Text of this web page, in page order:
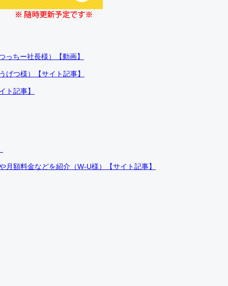
ちー社長様）【動画】
げつ様）【サイト記事】
ト記事】
額料金などを紹介（W-U様）【サイト記事】